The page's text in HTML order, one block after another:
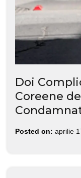
Doi
Coreene
Posted on: aprilie